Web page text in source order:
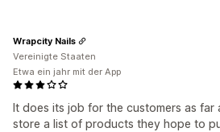
It does its job for the customers as far
store a list of products they hope to
Wrapcity Nails
Vereinigte Staaten
Etwa ein jahr mit der App